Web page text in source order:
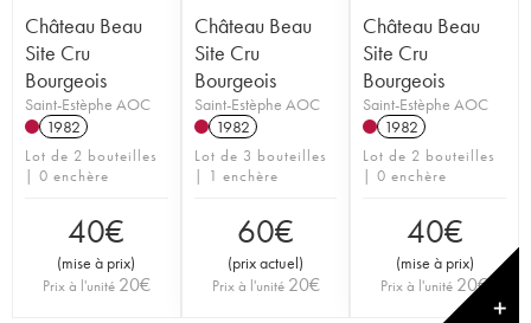
Château Beau
Site Cru
Bourgeois
Saint-Estèphe AOC
1982
Lot de 2 bouteilles
| 0 enchère
40€
(mise à prix)
Prix à l'unité 20€
Château Beau
Site Cru
Bourgeois
Saint-Estèphe AOC
1982
Lot de 3 bouteilles
| 1 enchère
60€
(prix actuel)
Prix à l'unité 20€
Château Beau
Site Cru
Bourgeois
Saint-Estèphe AOC
1982
Lot de 2 bouteilles
| 0 enchère
40€
(mise à prix)
Prix à l'unité 20€
✕